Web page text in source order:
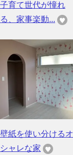
子育て世代が憧れ
る、家事楽動...
壁紙を使い分けるオ
シャレな家